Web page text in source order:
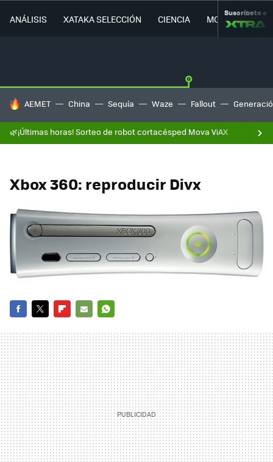
ANÁLISIS XATAKA SELECCIÓN CIENCIA MOVILIDAD
Suscríbete a
HOY SE HABLA DE
AEMET China Sequía Waze Fallout
🌿¡Últimas horas! Sorteo de robot cortacésped Mova ViAX
Xbox 360: reproducir Divx
MAIL